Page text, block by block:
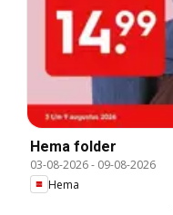
Hema folder
03-08-2026- 09-08-2026
Hema